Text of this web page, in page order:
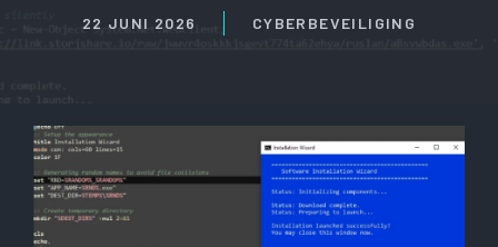
22 JUNI 2026 CYBERBEVEILIGING